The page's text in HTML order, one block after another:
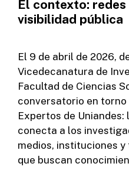
El contexto:
visibilidad pública
El 9 de abril de 2026,
Vicedecanatura de
Facultad de Ciencias
conversatorio en
Expertos de
conecta a los
medios, instituciones
que buscan